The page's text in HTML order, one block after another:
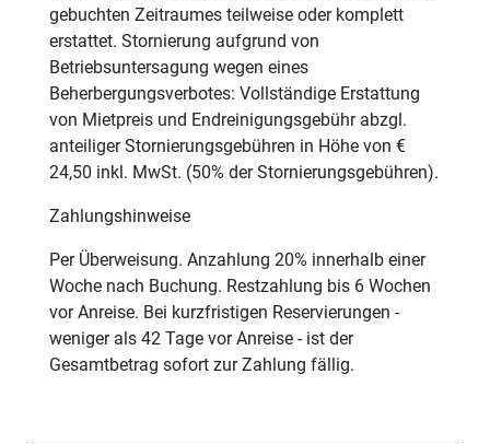
gebuchten Zeitraumes teilweise oder komplett
erstattet. Stornierung aufgrund von
Betriebsuntersagung wegen eines
Beherbergungsverbotes: Vollständige Erstattung
von Mietpreis und Endreinigungsgebühr abzgl.
anteiliger Stornierungsgebühren in Höhe von €
24,50 inkl. MwSt. (50% der Stornierungsgebühren).
Zahlungshinweise
Per Überweisung. Anzahlung 20% innerhalb einer
Woche nach Buchung. Restzahlung bis 6 Wochen
vor Anreise. Bei kurzfristigen Reservierungen -
weniger als 42 Tage vor Anreise - ist der
Gesamtbetrag sofort zur Zahlung fällig.